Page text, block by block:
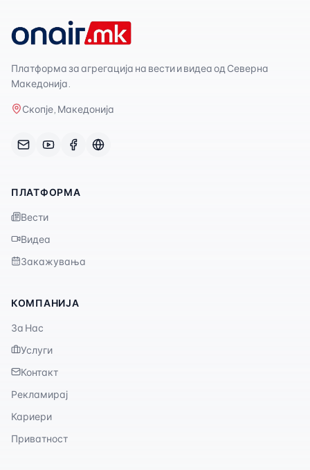
Платформа за агрегација на вести и видеа од Северна
Македонија.
Скопје, Македонија
ПЛАТФОРМА
Вести
Видеа
Закажувања
КОМПАНИЈА
За Нас
Услуги
Контакт
Рекламирај
Кариери
Приватност